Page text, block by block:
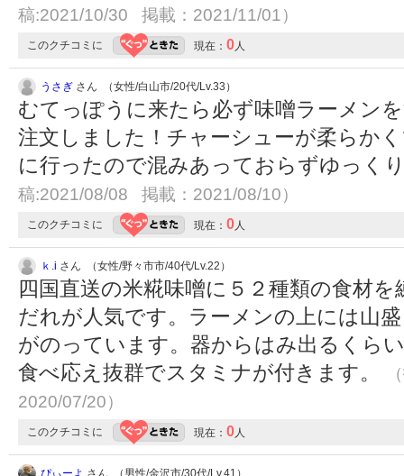
稿:2021/10/30 掲載：2021/11/01）
このクチコミに 現在： 0人
うさぎ さん （女性/白山市/20代/Lv.33）
むてっぽうに来たら必ず味噌ラーメン
注文しました！チャーシューが柔らか
に行ったので混みあっておらずゆっく
稿:2021/08/08 掲載：2021/08/10）
このクチコミに 現在： 0人
ｋ.i さん （女性/野々市市/40代/Lv.22）
四国直送の米糀味噌に５２種類の食材
だれが人気です。ラーメンの上には山
がのっています。器からはみ出るくら
食べ応え抜群でスタミナが付きます。
2020/07/20）
このクチコミに 現在： 0人
ぴぃーよ さん （男性/金沢市/30代/Lv.41）